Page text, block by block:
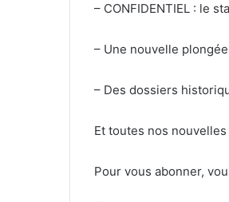
– CONFIDENTIEL : le
– Une nouvelle
– Des dossiers
Et toutes nos
Pour vous abonner,